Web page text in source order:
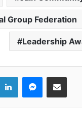
Group Federation
Leadership
LinkedInMessenger
Share via Email